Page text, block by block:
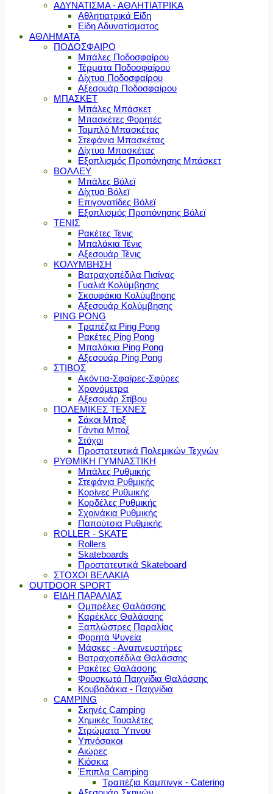
ΑΔΥΝΑΤΙΣΜΑ - ΑΘΛΗΤΙΑΤΡΙΚΑ
Αθλητιατρικά Είδη
Είδη Αδυνατίσματος
ΑΘΛΗΜΑΤΑ
ΠΟΔΟΣΦΑΙΡΟ
Μπάλες Ποδοσφαίρου
Τέρματα Ποδοσφαίρου
Δίχτυα Ποδοσφαίρου
Αξεσουάρ Ποδοσφαίρου
ΜΠΑΣΚΕΤ
Μπάλες Μπάσκετ
Μπασκέτες Φορητές
Ταμπλό Μπασκέτας
Στεφάνια Μπασκέτας
Δίχτυα Μπασκέτας
Εξοπλισμός Προπόνησης Μπάσκετ
ΒΟΛΛΕΥ
Μπάλες Βόλεϊ
Δίχτυα Βόλεϊ
Επιγονατίδες Βόλεϊ
Εξοπλισμός Προπόνησης Βόλεϊ
ΤΕΝΙΣ
Ρακέτες Τενις
Μπαλάκια Τένις
Αξεσουάρ Τένις
ΚΟΛΥΜΒΗΣΗ
Βατραχοπέδιλα Πισίνας
Γυαλιά Κολύμβησης
Σκουφάκια Κολύμβησης
Αξεσουάρ Κολύμβησης
PING PONG
Τραπέζια Ping Pong
Ρακέτες Ping Pong
Μπαλάκια Ping Pong
Αξεσουάρ Ping Pong
ΣΤΙΒΟΣ
Ακόντια-Σφαίρες-Σφύρες
Χρονόμετρα
Αξεσουάρ Στίβου
ΠΟΛΕΜΙΚΕΣ ΤΕΧΝΕΣ
Σάκοι Μποξ
Γάντια Μποξ
Στόχοι
Προστατευτικά Πολεμικών Τεχνών
ΡΥΘΜΙΚΗ ΓΥΜΝΑΣΤΙΚΗ
Μπάλες Ρυθμικής
Στεφάνια Ρυθμικής
Κορίνες Ρυθμικής
Κορδέλες Ρυθμικής
Σχοινάκια Ρυθμικής
Παπούτσια Ρυθμικής
ROLLER - SKATE
Rollers
Skateboards
Προστατευτικά Skateboard
ΣΤΟΧΟΙ ΒΕΛΑΚΙΑ
OUTDOOR SPORT
ΕΙΔΗ ΠΑΡΑΛΙΑΣ
Ομπρέλες Θαλάσσης
Καρέκλες Θαλάσσης
Ξαπλώστρες Παραλίας
Φορητά Ψυγεία
Μάσκες - Αναπνευστήρες
Βατραχοπέδιλα Θαλάσσης
Ρακέτες Θαλάσσης
Φουσκωτά Παιχνίδια Θαλάσσης
Κουβαδάκια - Παιχνίδια
CAMPING
Σκηνές Camping
Χημικές Τουαλέτες
Στρώματα Ύπνου
Υπνόσακοι
Αιώρες
Κιόσκια
Έπιπλα Camping
Τραπέζια Καμπινγκ - Catering